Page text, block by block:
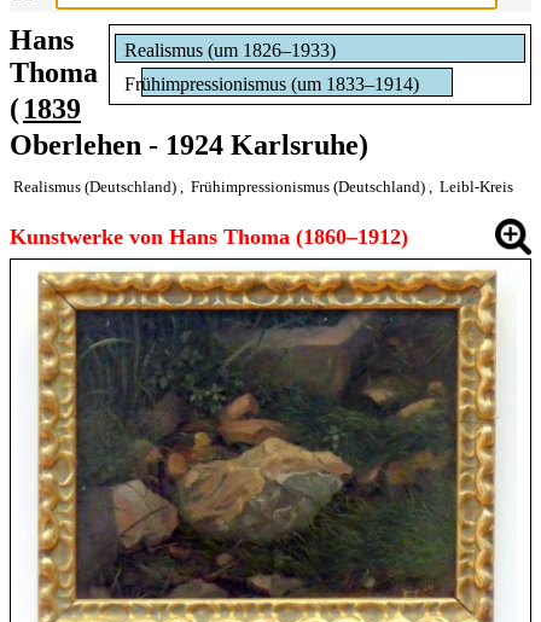
Realismus (um 1826–1933)
Frühimpressionismus (um 1833–1914)
Hans
Thoma
(1839
Oberlehen - 1924 Karlsruhe)
Realismus (Deutschland) , Frühimpressionismus (Deutschland) , Leibl-Kreis
Kunstwerke von Hans Thoma (1860–1912)